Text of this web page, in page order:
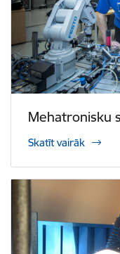
Mehatronisku
Skatīt vairāk